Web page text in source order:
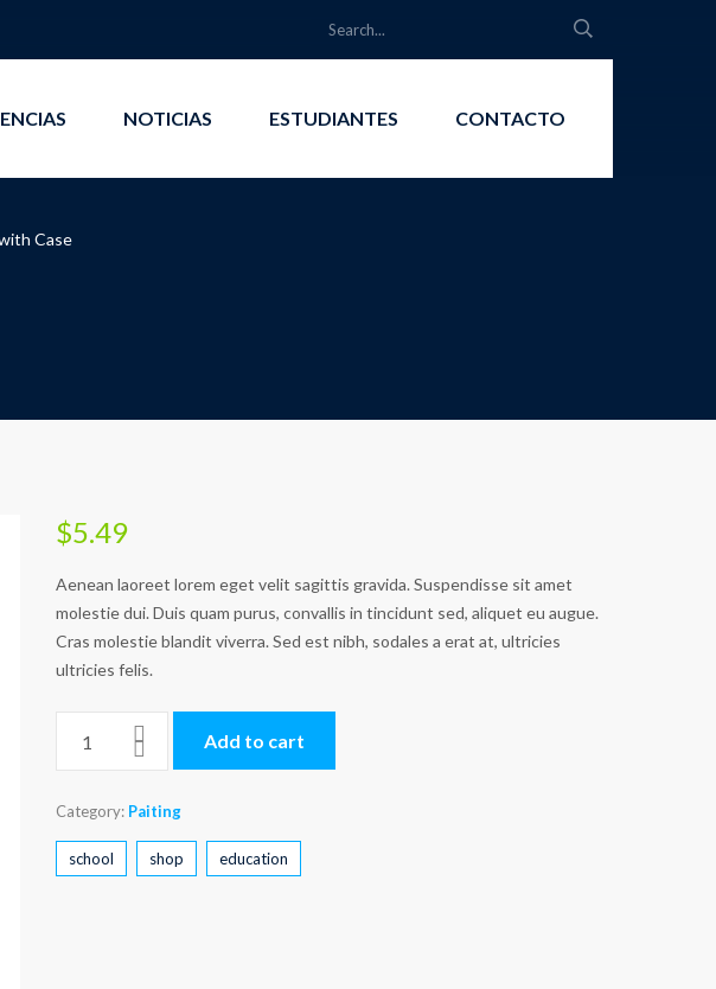
NOTICIAS ESTUDIANTES CONTACTO
Case
$5.49
Aenean laoreet lorem eget velit sagittis gravida. Suspendisse sit amet
molestie dui. Duis quam purus, convallis in tincidunt sed, aliquet eu augue.
Cras molestie blandit viverra. Sed est nibh, sodales a erat at, ultricies
ultricies felis.
Add to cart
Category: Paiting
school shop education